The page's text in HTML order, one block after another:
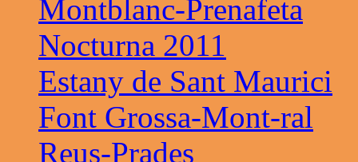
Montblanc-Prenafeta
Nocturna 2011
Estany de Sant Maurici
Font Grossa-Mont-ral
Reus-Prades